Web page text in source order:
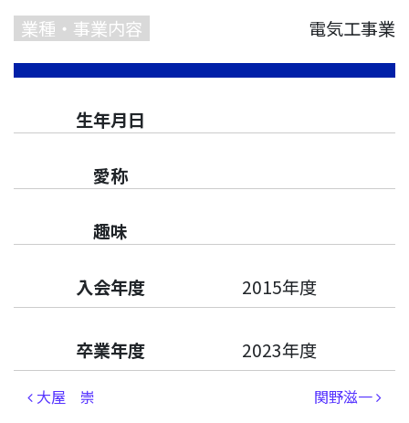
業種・事業内容
電気工事業
生年月日
愛称
趣味
入会年度 2015年度
卒業年度 2023年度
投稿ナビゲーション
大屋 崇 関野滋一